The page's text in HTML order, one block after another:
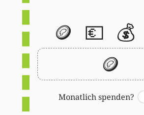
🪙 💶 💰
🪙
Monatlich spenden?
Switch